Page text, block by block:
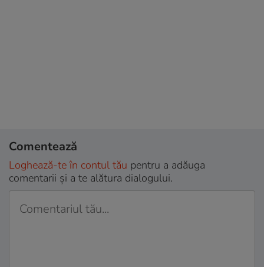
Comentează
Loghează-te în contul tău pentru a adăuga
comentarii și a te alătura dialogului.